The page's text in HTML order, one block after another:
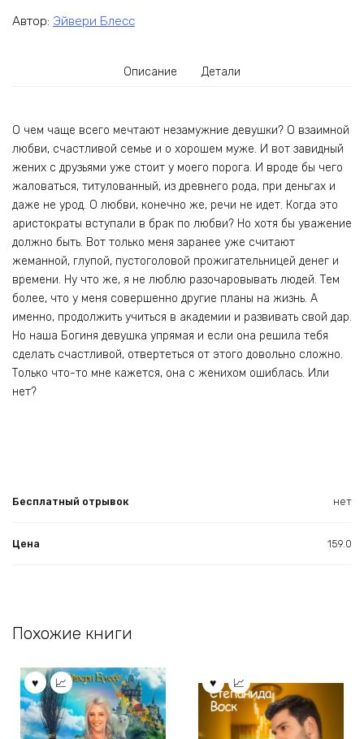
Автор: Эйвери Блесс
Описание Детали
О чем чаще всего мечтают незамужние девушки? О взаимной
любви, счастливой семье и о хорошем муже. И вот завидный
жених с друзьями уже стоит у моего порога. И вроде бы чего
жаловаться, титулованный, из древнего рода, при деньгах и
даже не урод. О любви, конечно же, речи не идет. Когда это
аристократы вступали в брак по любви? Но хотя бы уважение
должно быть. Вот только меня заранее уже считают
жеманной, глупой, пустоголовой прожигательницей денег и
времени. Ну что же, я не люблю разочаровывать людей. Тем
более, что у меня совершенно другие планы на жизнь. А
именно, продолжить учиться в академии и развивать свой дар.
Но наша Богиня девушка упрямая и если она решила тебя
сделать счастливой, отвертеться от этого довольно сложно.
Только что-то мне кажется, она с женихом ошиблась. Или
нет?
Бесплатный отрывок нет
Цена 159.0
Похожие книги